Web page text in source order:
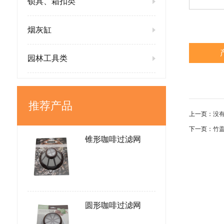
烟灰缸
园林工具类
推荐产品
锥形咖啡过滤网
圆形咖啡过滤网
上一页：没
下一页：竹